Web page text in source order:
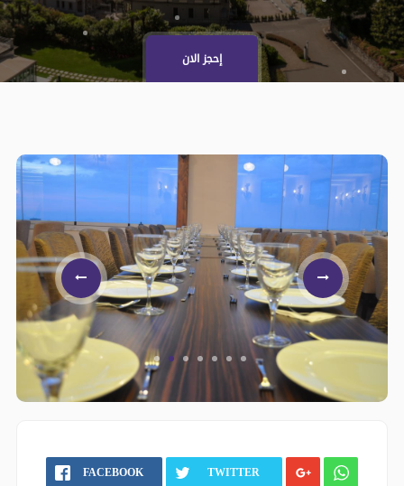
إحجز الان
FACEBOOK TWITTER